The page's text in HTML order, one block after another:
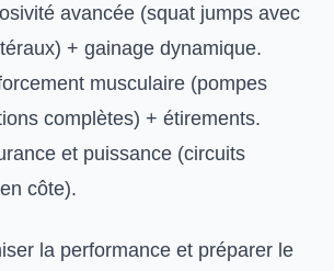
avancée (squat jumps avec
+ gainage dynamique.
musculaire (pompes
complètes) + étirements.
et puissance (circuits
côte).
la performance et préparer le